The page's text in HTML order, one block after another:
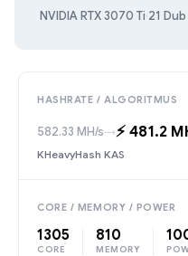
NVIDIA RTX 3070 Ti·21
HASHRATE / ALGORITMUS
582.33 MH/s→⚡️ 481.2
KHeavyHash KAS
CORE / MEMORY / POWER
1305
CORE
810
MEMORY